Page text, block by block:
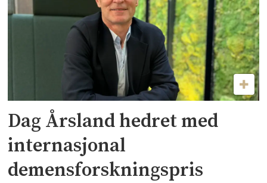
Dag Årsland hedret med
internasjonal
demensforskningspris